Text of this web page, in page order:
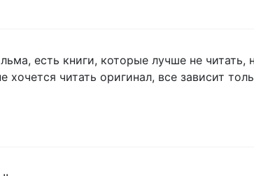
есть книги, которые лучше не
читать оригинал, все зависит